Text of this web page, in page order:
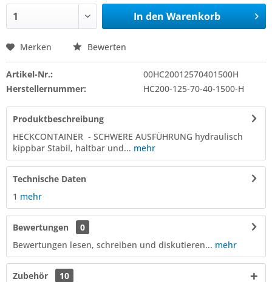
In den Warenkorb
Merken Bewerten
Artikel-Nr.:
00HC20012570401500H
Herstellernummer:
HC200-125-70-40-1500-H
Produktbeschreibung
HECKCONTAINER - SCHWERE AUSFÜHRUNG hydraulisch
kippbar Stabil, haltbar und... mehr
Technische Daten
1 mehr
Bewertungen
0
Bewertungen lesen, schreiben und diskutieren... mehr
Zubehör 10